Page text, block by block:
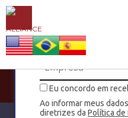
Eu concordo em
Ao informar meus
diretrizes da Política de